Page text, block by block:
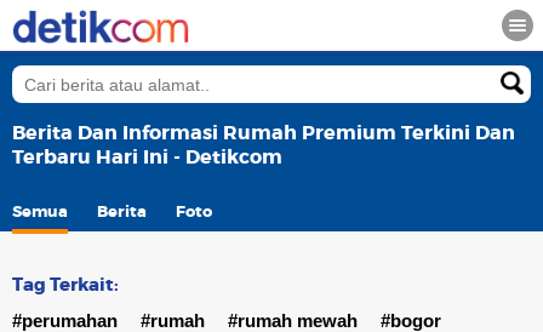
Berita Dan Informasi Rumah Premium Terkini Dan
Terbaru Hari Ini - Detikcom
Semua Berita Foto
Tag Terkait:
#perumahan #rumah #rumah mewah
#bogor